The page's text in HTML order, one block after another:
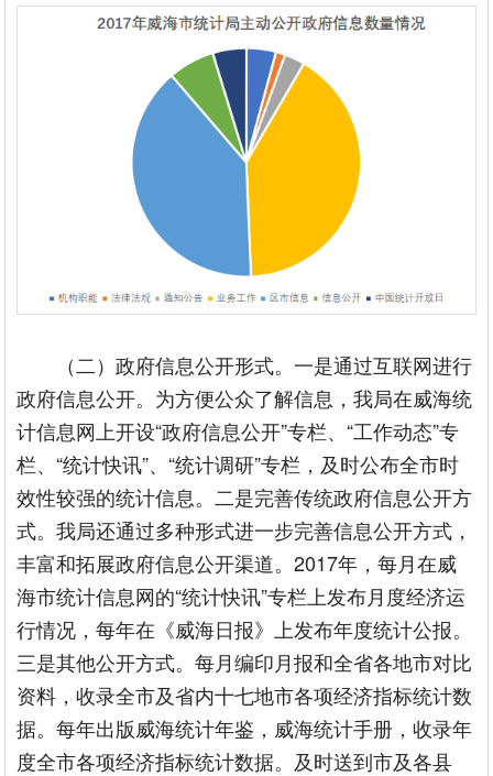
（二）政府信息公开形式。一是通过互联网进行
政府信息公开。为方便公众了解信息，我局在威海统
计信息网上开设“政府信息公开”专栏、“工作动态”专
栏、“统计快讯”、“统计调研”专栏，及时公布全市时
效性较强的统计信息。二是完善传统政府信息公开方
式。我局还通过多种形式进一步完善信息公开方式，
丰富和拓展政府信息公开渠道。2017年，每月在威
海市统计信息网的“统计快讯”专栏上发布月度经济运
行情况，每年在《威海日报》上发布年度统计公报。
三是其他公开方式。每月编印月报和全省各地市对比
资料，收录全市及省内十七地市各项经济指标统计数
据。每年出版威海统计年鉴，威海统计手册，收录年
度全市各项经济指标统计数据。及时送到市及各县